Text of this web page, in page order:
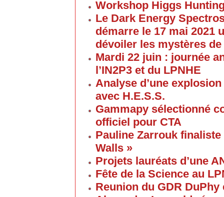
Workshop Higgs
Le Dark Energy
démarre le 17 mai 2021
dévoiler les mystères de
Mardi 22 juin : journée
l’IN2P3 et du LPNHE
Analyse d’une
avec H.E.S.S.
Gammapy sélectionné
officiel pour CTA
Pauline Zarrouk
Walls »
Projets lauréats d’une
Fête de la Science au
Reunion du GDR DuPhy